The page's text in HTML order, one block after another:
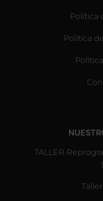
Política
Política
TALLER